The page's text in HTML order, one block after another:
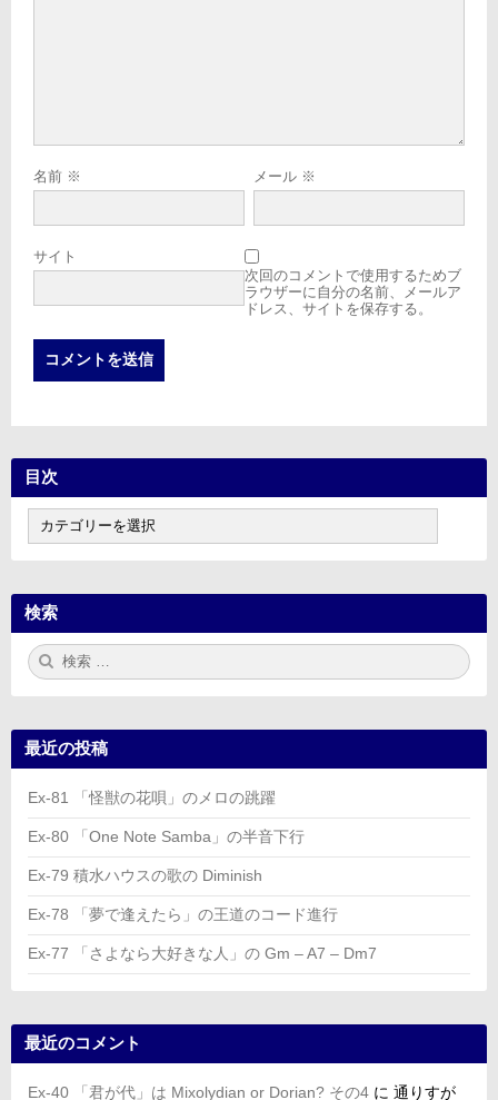
名前 ※ メール ※
サイト
次回のコメントで使用するためブ
ラウザーに自分の名前、メールア
ドレス、サイトを保存する。
目次
次
検索
検
索:
最近の投稿
Ex-81 「怪獣の花唄」のメロの跳躍
Ex-80 「One Note Samba」の半音下行
Ex-79 積水ハウスの歌の Diminish
Ex-78 「夢で逢えたら」の王道のコード進行
Ex-77 「さよなら大好きな人」の Gm – A7 – Dm7
最近のコメント
Ex-40 「君が代」は Mixolydian or Dorian? その4 に 通りすが